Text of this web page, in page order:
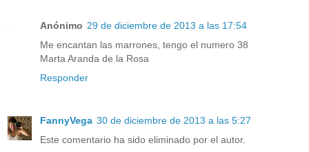
Anónimo 29 de diciembre de 2013 a las 17:54
Me encantan las marrones, tengo el numero 38
Marta Aranda de la Rosa
Responder
FannyVega 30 de diciembre de 2013 a las 5:27
Este comentario ha sido eliminado por el autor.